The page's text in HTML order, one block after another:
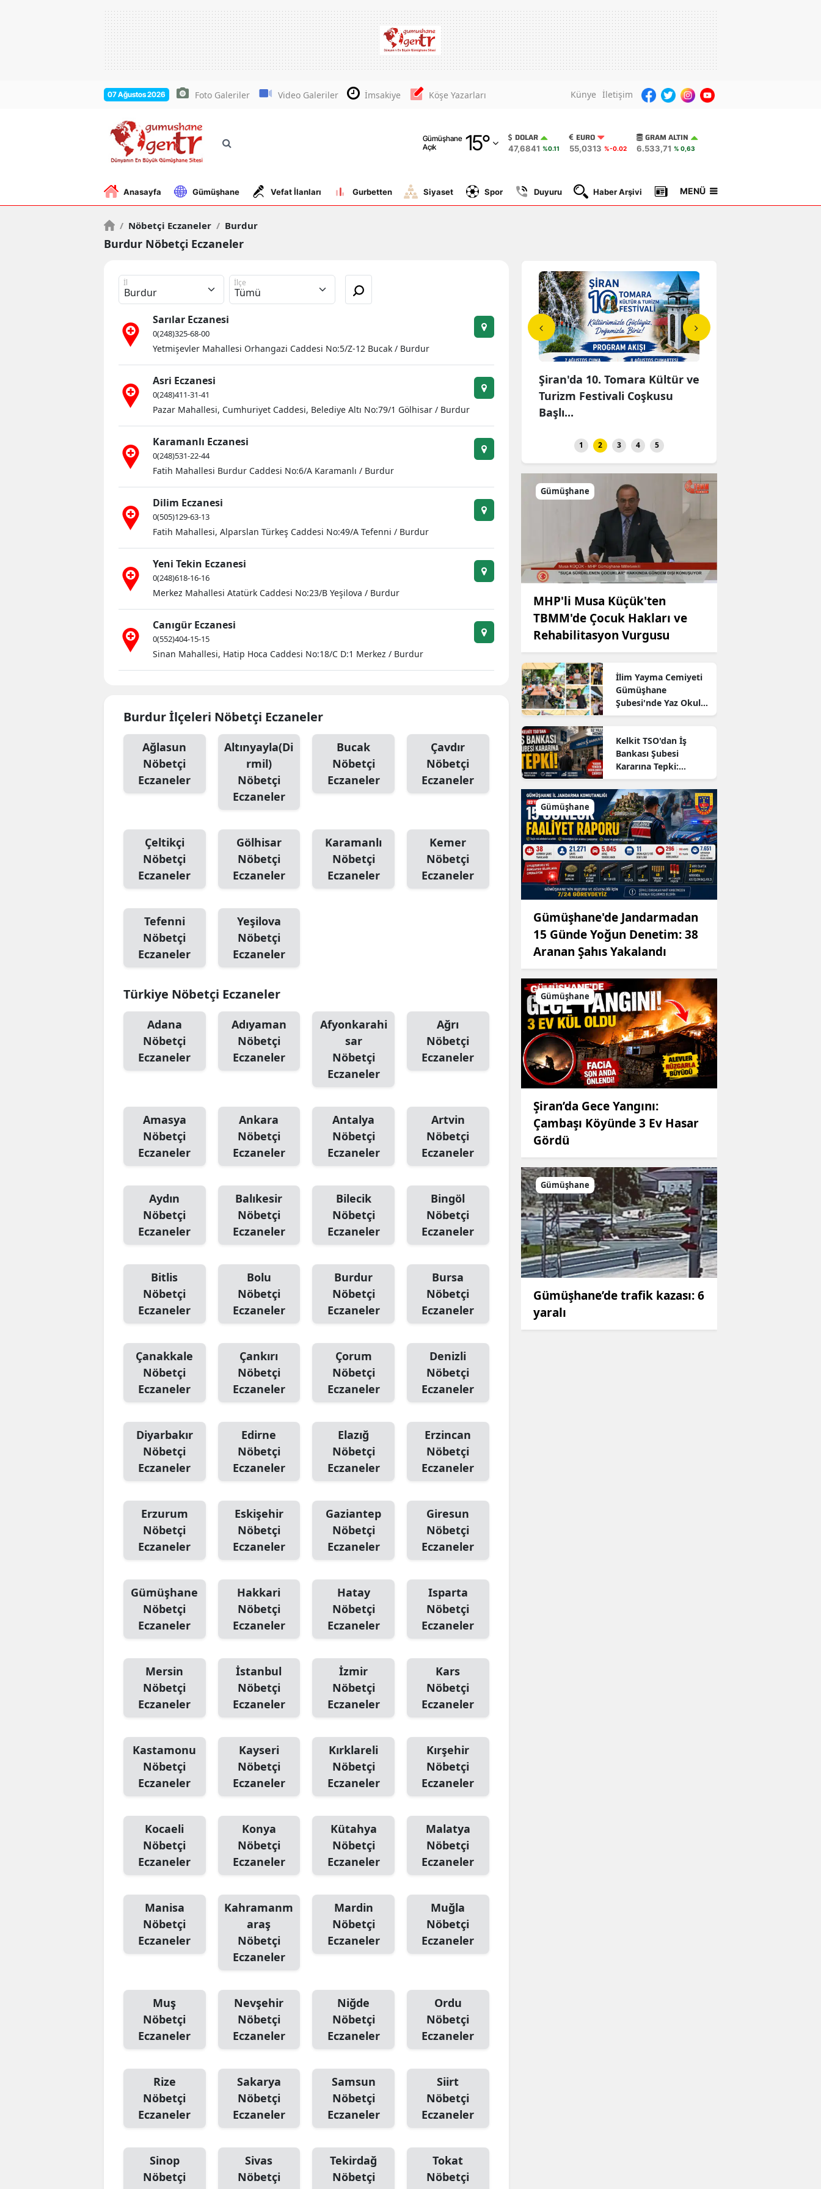
07 Ağustos 2026 Foto Galeriler Video Galeriler İmsakiye Köşe Yazarları Künye İletişim
Gümüşhane
Açık
15°
Adana
Adıyaman
Amasya
Antalya
Bolu
Bursa
Çanakkale
Çorum
Erzincan
Gümüşhane
Hakkari
Hatay
Mersin
İstanbul
İzmir
Kırşehir
Kocaeli
Konya
Malatya
Manisa
Kahramanmaraş
Mardin
Muğla
Muş
Nevşehir
Niğde
Ordu
Sakarya
Samsun
Sinop
Sivas
Tokat
Trabzon
Tunceli
Şanlıurfa
Uşak
Van
Zonguldak
Bayburt
Karaman
Kırıkkale
Batman
Şırnak
Bartın
Iğdır
Yalova
Kilis
Osmaniye
Düzce
DOLAR
47,6841 %0.11
EURO
55,0313 %-0.02
GRAM ALTIN
6.533,71 % 0,63
Anasayfa Gümüşhane Vefat İlanları Gurbetten Siyaset Spor Duyuru Haber Arşivi Gazete Manşetleri
MENÜ
/ Nöbetçi Eczaneler / Burdur
Burdur Nöbetçi Eczaneler
İl İlçe
Sarılar Eczanesi
0(248)325-68-00
Yetmişevler Mahallesi Orhangazi Caddesi No:5/Z-12 Bucak / Burdur
Asri Eczanesi
0(248)411-31-41
Pazar Mahallesi, Cumhuriyet Caddesi, Belediye Altı No:79/1 Gölhisar / Burdur
Karamanlı Eczanesi
0(248)531-22-44
Fatih Mahallesi Burdur Caddesi No:6/A Karamanlı / Burdur
Dilim Eczanesi
0(505)129-63-13
Fatih Mahallesi, Alparslan Türkeş Caddesi No:49/A Tefenni / Burdur
Yeni Tekin Eczanesi
0(248)618-16-16
Merkez Mahallesi Atatürk Caddesi No:23/B Yeşilova / Burdur
Canıgür Eczanesi
0(552)404-15-15
Sinan Mahallesi, Hatip Hoca Caddesi No:18/C D:1 Merkez / Burdur
Burdur İlçeleri Nöbetçi Eczaneler
Ağlasun
Nöbetçi
Eczaneler
Altınyayla(Di
rmil)
Nöbetçi
Eczaneler
Bucak
Nöbetçi
Eczaneler
Çavdır
Nöbetçi
Eczaneler
Çeltikçi
Nöbetçi
Eczaneler
Gölhisar
Nöbetçi
Eczaneler
Karamanlı
Nöbetçi
Eczaneler
Kemer
Nöbetçi
Eczaneler
Tefenni
Nöbetçi
Eczaneler
Yeşilova
Nöbetçi
Eczaneler
Türkiye Nöbetçi Eczaneler
Adana
Nöbetçi
Eczaneler
Adıyaman
Nöbetçi
Eczaneler
Afyonkarahi
sar
Nöbetçi
Eczaneler
Ağrı
Nöbetçi
Eczaneler
Amasya
Nöbetçi
Eczaneler
Ankara
Nöbetçi
Eczaneler
Antalya
Nöbetçi
Eczaneler
Artvin
Nöbetçi
Eczaneler
Aydın
Nöbetçi
Eczaneler
Balıkesir
Nöbetçi
Eczaneler
Bilecik
Nöbetçi
Eczaneler
Bingöl
Nöbetçi
Eczaneler
Bitlis
Nöbetçi
Eczaneler
Bolu
Nöbetçi
Eczaneler
Burdur
Nöbetçi
Eczaneler
Bursa
Nöbetçi
Eczaneler
Çanakkale
Nöbetçi
Eczaneler
Çankırı
Nöbetçi
Eczaneler
Çorum
Nöbetçi
Eczaneler
Denizli
Nöbetçi
Eczaneler
Diyarbakır
Nöbetçi
Eczaneler
Edirne
Nöbetçi
Eczaneler
Elazığ
Nöbetçi
Eczaneler
Erzincan
Nöbetçi
Eczaneler
Erzurum
Nöbetçi
Eczaneler
Eskişehir
Nöbetçi
Eczaneler
Gaziantep
Nöbetçi
Eczaneler
Giresun
Nöbetçi
Eczaneler
Gümüşhane
Nöbetçi
Eczaneler
Hakkari
Nöbetçi
Eczaneler
Hatay
Nöbetçi
Eczaneler
Isparta
Nöbetçi
Eczaneler
Mersin
Nöbetçi
Eczaneler
İstanbul
Nöbetçi
Eczaneler
İzmir
Nöbetçi
Eczaneler
Kars
Nöbetçi
Eczaneler
Kastamonu
Nöbetçi
Eczaneler
Kayseri
Nöbetçi
Eczaneler
Kırklareli
Nöbetçi
Eczaneler
Kırşehir
Nöbetçi
Eczaneler
Kocaeli
Nöbetçi
Eczaneler
Konya
Nöbetçi
Eczaneler
Kütahya
Nöbetçi
Eczaneler
Malatya
Nöbetçi
Eczaneler
Manisa
Nöbetçi
Eczaneler
Kahramanm
araş
Nöbetçi
Eczaneler
Mardin
Nöbetçi
Eczaneler
Muğla
Nöbetçi
Eczaneler
Muş
Nöbetçi
Eczaneler
Nevşehir
Nöbetçi
Eczaneler
Niğde
Nöbetçi
Eczaneler
Ordu
Nöbetçi
Eczaneler
Rize
Nöbetçi
Eczaneler
Sakarya
Nöbetçi
Eczaneler
Samsun
Nöbetçi
Eczaneler
Siirt
Nöbetçi
Eczaneler
Sinop
Nöbetçi
Sivas
Nöbetçi
Tekirdağ
Nöbetçi
Tokat
Nöbetçi
Başlı...
Gümüşhane Devlet
Hastanesinde Onkoloji Kliniği
2 Yılda 5 Bin...
Şiran'da 10. Tomara Kültür ve
Turizm Festivali Coşkusu
Başlı...
1 2 3 4 5
Gümüşhane
MHP'li Musa Küçük'ten
TBMM'de Çocuk Hakları ve
Rehabilitasyon Vurgusu
İlim Yayma Cemiyeti
Gümüşhane
Şubesi'nde Yaz Okulu
Mezuniyet Coşkusu
Kelkit TSO'dan İş
Bankası Şubesi
Kararına Tepki:
"Kapatılmamalıdır"
Gümüşhane
Gümüşhane'de Jandarmadan
15 Günde Yoğun Denetim: 38
Aranan Şahıs Yakalandı
Gümüşhane
Şiran’da Gece Yangını:
Çambaşı Köyünde 3 Ev Hasar
Gördü
Gümüşhane
Gümüşhane’de trafik kazası: 6
yaralı